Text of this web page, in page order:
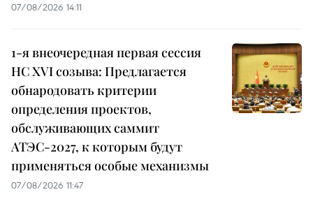
07/08/2026 14:11
1-я внеочередная первая сессия
НС XVI созыва: Предлагается
обнародовать критерии
определения проектов,
обслуживающих саммит
АТЭС-2027, к которым будут
применяться особые механизмы
07/08/2026 11:47